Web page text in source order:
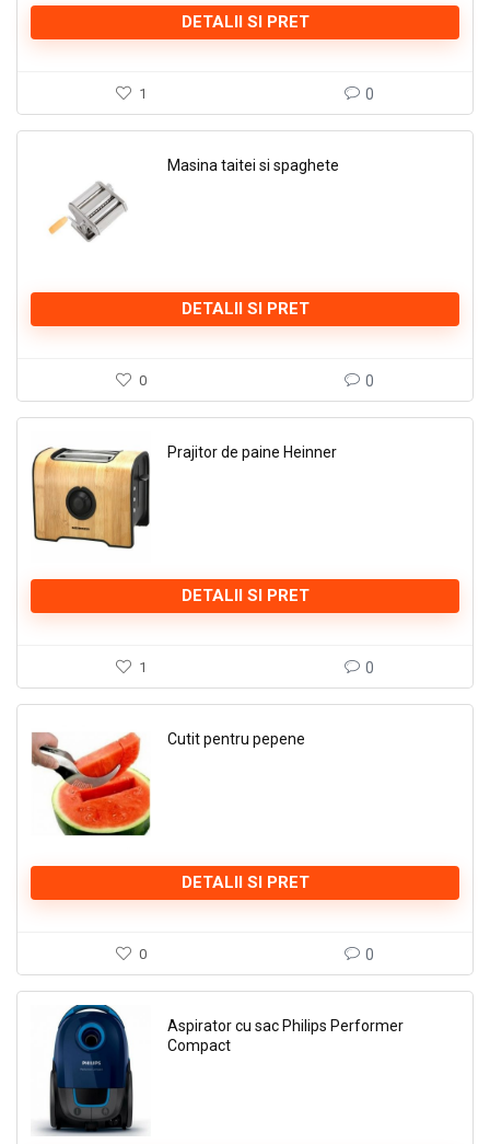
DETALII SI PRET
1 0
Masina taitei si spaghete
DETALII SI PRET
0 0
Prajitor de paine Heinner
DETALII SI PRET
1 0
Cutit pentru pepene
DETALII SI PRET
0 0
Aspirator cu sac Philips Performer
Compact